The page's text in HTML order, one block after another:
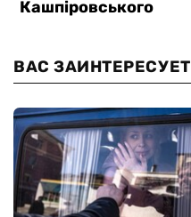
ВАС ЗАИНТЕРЕСУЕТ